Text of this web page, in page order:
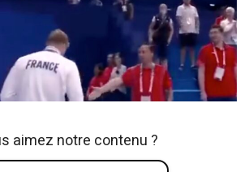
aimez notre contenu ?